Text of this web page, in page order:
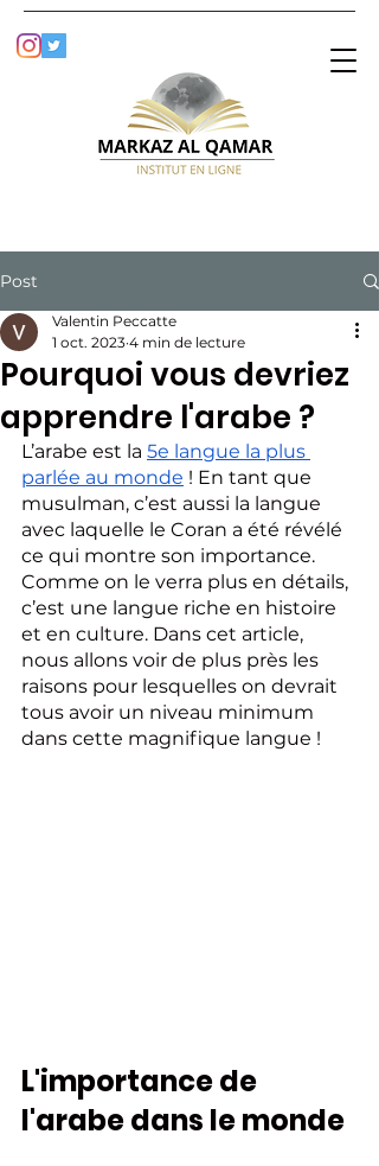
Post
Pourquoi vous devriez
apprendre l'arabe ?
Valentin Peccatte
1 oct. 2023 4 min de lecture
L’arabe est la 5e langue la plus
parlée au monde ! En tant que
musulman, c’est aussi la langue
avec laquelle le Coran a été révélé
ce qui montre son importance.
Comme on le verra plus en détails,
c’est une langue riche en histoire
et en culture. Dans cet article,
nous allons voir de plus près les
raisons pour lesquelles on devrait
tous avoir un niveau minimum
dans cette magnifique langue !
L'importance de
l'arabe dans le monde